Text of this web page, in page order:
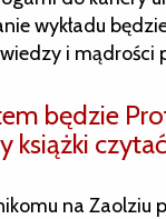
wykładu
i mądrości
będzie
książki
na Zaolziu